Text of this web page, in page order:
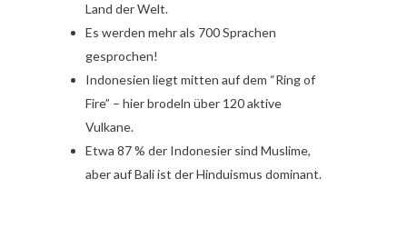
Land der Welt.
Es werden mehr als 700 Sprachen
gesprochen!
Indonesien liegt mitten auf dem “Ring of
Fire” – hier brodeln über 120 aktive
Vulkane.
Etwa 87 % der Indonesier sind Muslime,
aber auf Bali ist der Hinduismus dominant.